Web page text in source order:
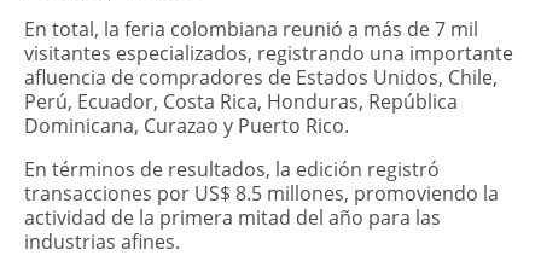
En total, la feria colombiana reunió a más de 7 mil
visitantes especializados, registrando una importante
afluencia de compradores de Estados Unidos, Chile,
Perú, Ecuador, Costa Rica, Honduras, República
Dominicana, Curazao y Puerto Rico.
En términos de resultados, la edición registró
transacciones por US$ 8.5 millones, promoviendo la
actividad de la primera mitad del año para las
industrias afines.